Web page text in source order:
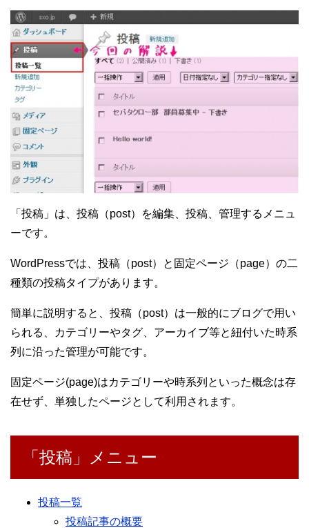
「投稿」は、投稿（post）を編集、投稿、管理するメニュ
ーです。
WordPressでは、投稿（post）と固定ページ（page）の二
種類の投稿タイプがあります。
簡単に説明すると、投稿（post）は一般的にブログで用い
られる、カテゴリーやタグ、アーカイブ等と紐付いた時系
列に沿った管理が可能です。
固定ページ(page)はカテゴリーや時系列といった概念は存
在せず、単独したページとして利用されます。
「投稿」メニュー
投稿一覧
投稿記事の概要